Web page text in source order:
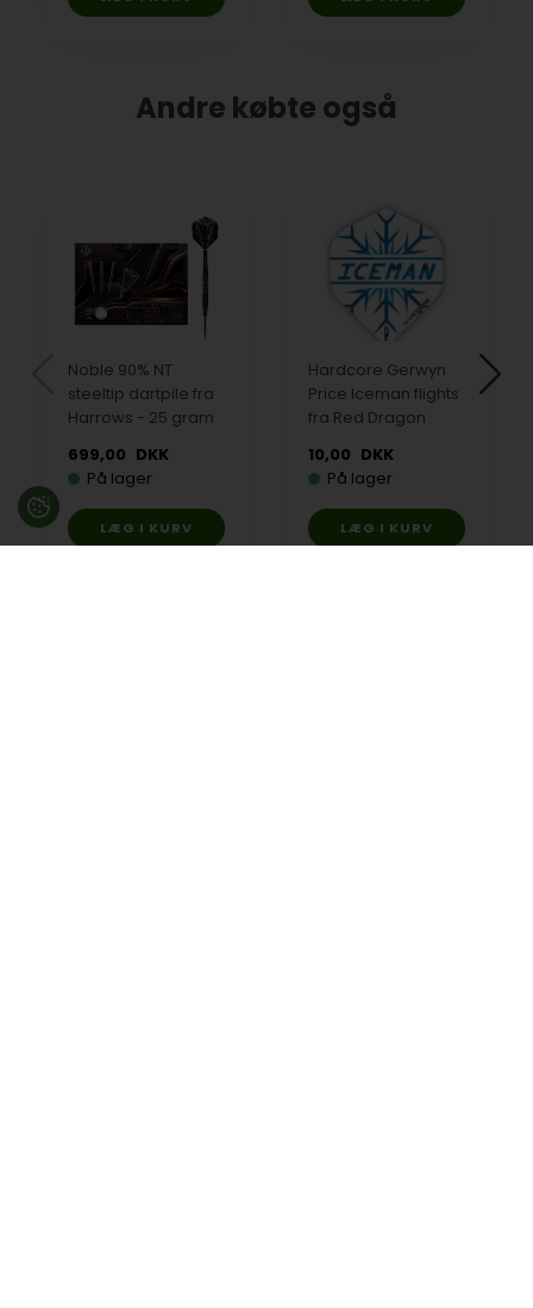
Andre købte også
Noble 90% NT
steeltip dartpile fra
Harrows - 25 gram
699,00 DKK
På lager
Hardcore Gerwyn
Price Iceman flights
fra Red Dragon
10,00 DKK
På lager